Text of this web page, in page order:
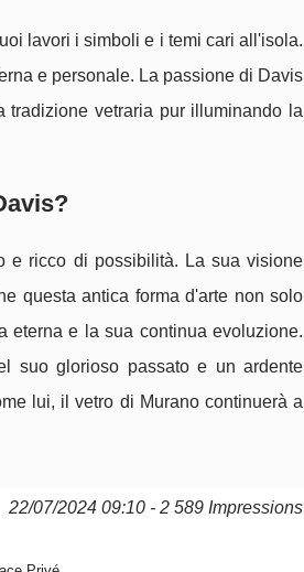
lavori i simboli e i temi cari all'isola.
e personale. La passione di Davis
tradizione vetraria pur illuminando la
e ricco di possibilità. La sua visione
questa antica forma d'arte non solo
eterna e la sua continua evoluzione.
suo glorioso passato e un ardente
lui, il vetro di Murano continuerà a
22/07/2024 09:10 - 2 589 Impressions